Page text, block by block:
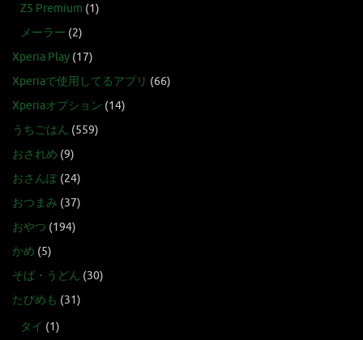
Z5 Premium (1)
メーラー (2)
Xperia Play (17)
Xperiaで使用してるアプリ (66)
Xperiaオプション (14)
うちごはん (559)
おされめ (9)
おさんぽ(24)
おつまみ (37)
おやつ (194)
かめ (5)
そば・うどん (30)
たびめも (31)
タイ (1)